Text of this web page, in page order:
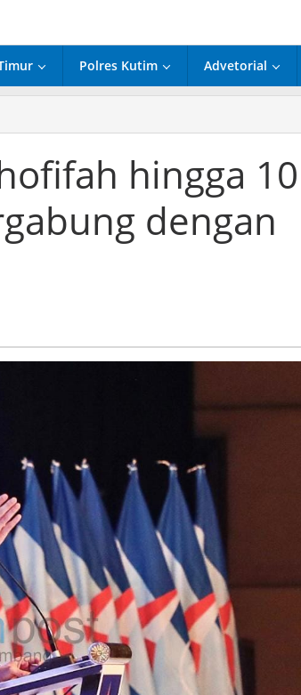
Polres Kutim Advetorial
hingga 10
dengan